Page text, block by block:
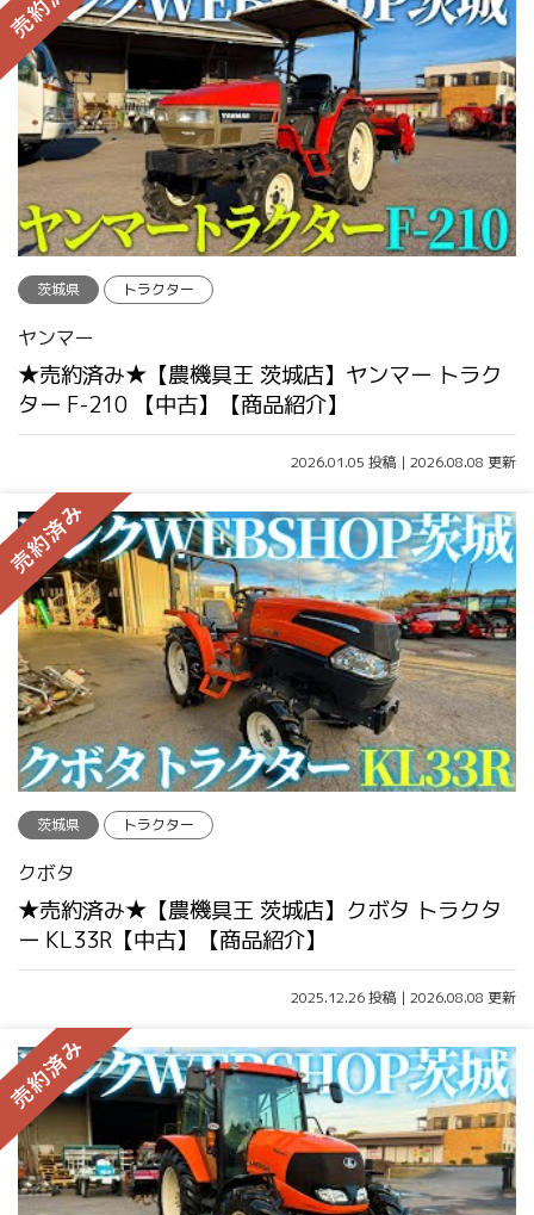
茨城県 トラクター
ヤンマー
★売約済み★【農機具王 茨城店】ヤンマー トラク
ター F-210 【中古】【商品紹介】
2026.01.05 投稿 | 2026.08.08 更新
茨城県 トラクター
クボタ
★売約済み★【農機具王 茨城店】クボタ トラクタ
ー KL33R【中古】【商品紹介】
2025.12.26 投稿 | 2026.08.08 更新